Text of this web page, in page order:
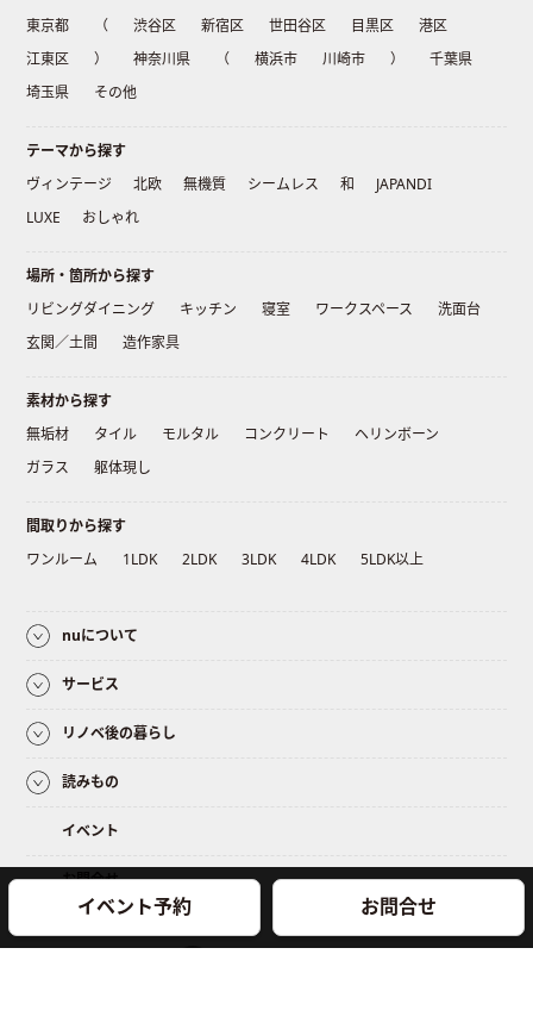
イベント予約 お問合せ
東京都 （ 渋谷区 新宿区 世田谷区 目黒区
港区
江東区
） 神奈川県 （ 横浜市 川崎市 ）
千葉県
埼玉県
その他
テーマから探す
ヴィンテージ
北欧 無機質 シームレス 和
JAPANDI
LUXE
おしゃれ
場所・箇所から探す
リビングダイニング
キッチン 寝室 ワークスペース
洗面台
玄関／土間
造作家具
素材から探す
無垢材
タイル モルタル コンクリート
ヘリンボーン
ガラス
躯体現し
間取りから探す
ワンルーム
1LDK 2LDK 3LDK 4LDK 5LDK以上
nuについて
サービス
リノベ後の暮らし
読みもの
イベント
お問合せ